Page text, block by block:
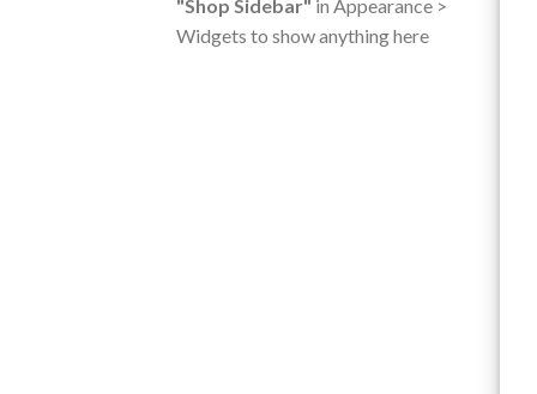
"Shop Sidebar" in Appearance >
Widgets to show anything here